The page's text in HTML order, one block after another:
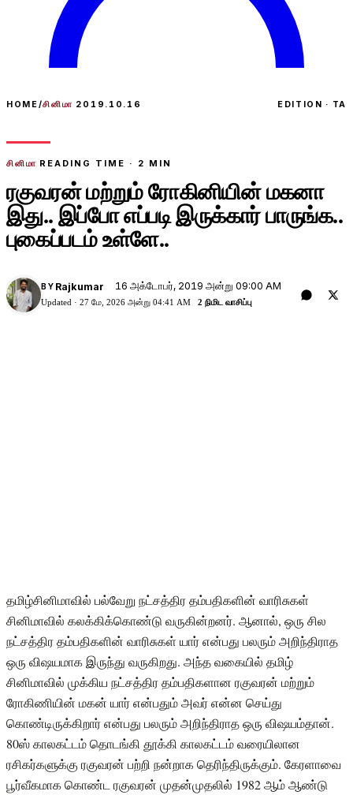
HOME/சினிமா 2019.10.16 EDITION · TA
சினிமா READING TIME · 2 MIN
ரகுவரன் மற்றும் ரோகினியின் மகனா
இது.. இப்போ எப்படி இருக்கார் பாருங்க..
புகைப்படம் உள்ளே..
BY Rajkumar 16 அக்டோபர், 2019 அன்று 09:00 AM
Updated · 27 மே, 2026 அன்று 04:41 AM 2 நிமிட வாசிப்பு
தமிழ்சினிமாவில் பல்வேறு நட்சத்திர தம்பதிகளின் வாரிசுகள்
சினிமாவில் கலக்கிக்கொண்டு வருகின்றனர். ஆனால், ஒரு சில
நட்சத்திர தம்பதிகளின் வாரிசுகள் யார் என்பது பலரும் அறிந்திராத
ஒரு விஷயமாக இருந்து வருகிறது. அந்த வகையில் தமிழ்
சினிமாவில் முக்கிய நட்சத்திர தம்பதிகளான ரகுவரன் மற்றும்
ரோகிணியின் மகன் யார் என்பதும் அவர் என்ன செய்து
கொண்டிருக்கிறார் என்பது பலரும் அறிந்திராத ஒரு விஷயம்தான்.
80ஸ் காலகட்டம் தொடங்கி தூக்கி காலகட்டம் வரையிலான
ரசிகர்களுக்கு ரகுவரன் பற்றி நன்றாக தெரிந்திருக்கும். கேரளாவை
பூர்வீகமாக கொண்ட ரகுவரன் முதன்முதலில் 1982 ஆம் ஆண்டு